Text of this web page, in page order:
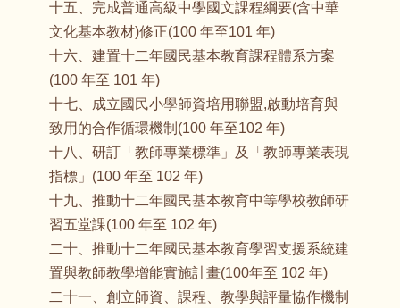
十五、完成普通高級中學國文課程綱要(含中華
文化基本教材)修正(100 年至101 年)
十六、建置十二年國民基本教育課程體系方案
(100 年至 101 年)
十七、成立國民小學師資培用聯盟,啟動培育與
致用的合作循環機制(100 年至102 年)
十八、研訂「教師專業標準」及「教師專業表現
指標」(100 年至 102 年)
十九、推動十二年國民基本教育中等學校教師研
習五堂課(100 年至 102 年)
二十、推動十二年國民基本教育學習支援系統建
置與教師教學增能實施計畫(100年至 102 年)
二十一、創立師資、課程、教學與評量協作機制